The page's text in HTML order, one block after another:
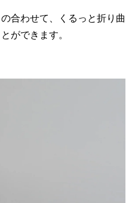
合わせて、くるっと折り曲
ができます。